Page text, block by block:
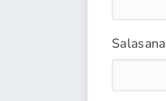
Salasana